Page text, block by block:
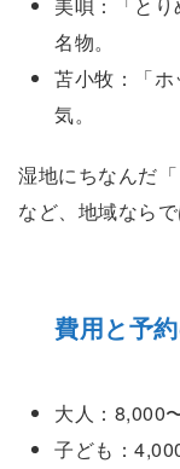
名物。
苫小牧：「ホ
気。
湿地にちなんだ
など、地域なら
費用と予
大人：8,000
子ども：